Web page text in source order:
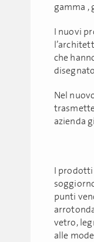
gamma ,
I nuovi
che
Nel
azienda
I prodotti
punti
vetro,
alle